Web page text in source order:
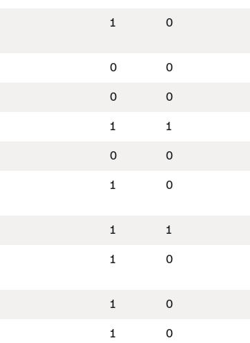
1 0
0 0
0 0
1 1
0 0
1 0
1 1
1 0
1 0
1 0